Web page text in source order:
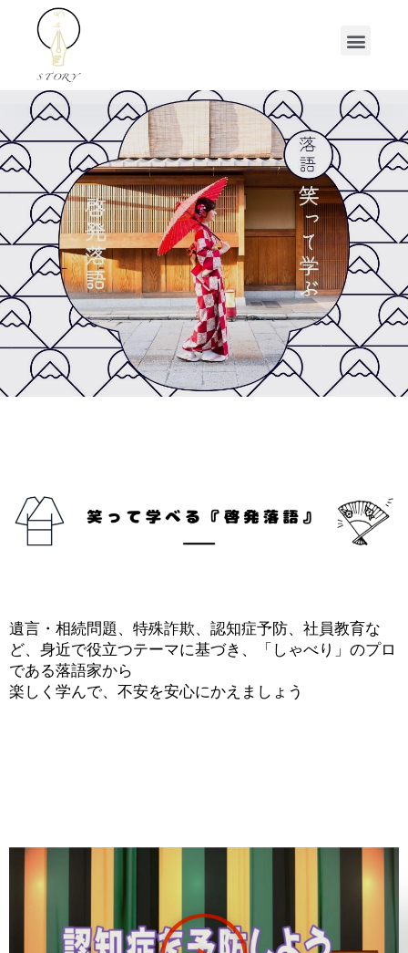
メ
ー
遺言・相続問題、特殊詐欺、認知症予防、社員教育な
ど、身近で役立つテーマに基づき、「しゃべり」のプロ
である落語家から
楽しく学んで、不安を安心にかえましょう
動
画